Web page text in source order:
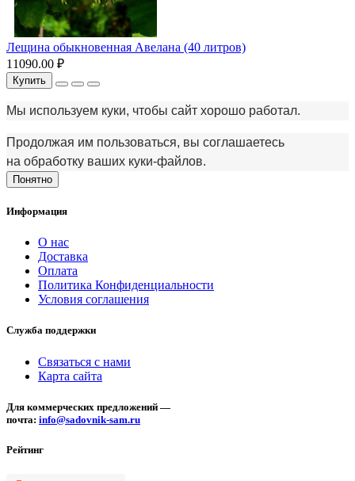
Лещина обыкновенная Авелана (40 литров)
11090.00 ₽
Купить
Мы используем куки, чтобы сайт хорошо работал.
Продолжая им пользоваться, вы соглашаетесь
на обработку ваших куки‑файлов.
Понятно
Информация
О нас
Доставка
Оплата
Политика Конфиденциальности
Условия соглашения
Служба поддержки
Связаться с нами
Карта сайта
Для коммерческих предложений —
почта: info@sadovnik-sam.ru
Рейтинг